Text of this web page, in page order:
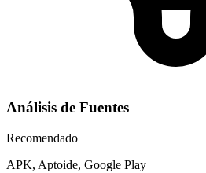
Análisis de Fuentes
Recomendado
APK, Aptoide, Google Play